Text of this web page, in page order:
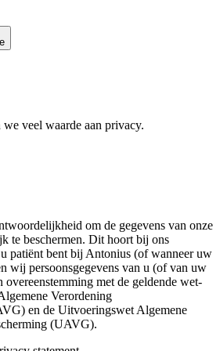
veel waarde aan privacy.
om de gegevens van onze
te beschermen. Dit hoort bij ons
patiënt bent bij Antonius (of wanneer uw
wij persoonsgegevens van u (of van uw
met de geldende wet-
Verordening
en de Uitvoeringswet Algemene
(UAVG).